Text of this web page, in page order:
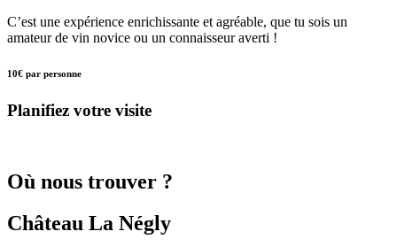
C’est une expérience enrichissante et agréable, que tu sois un
amateur de vin novice ou un connaisseur averti !
10€ par personne
Planifiez votre visite
Où nous trouver ?
Château La Négly